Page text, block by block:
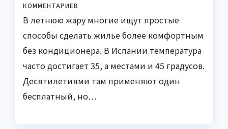
КОММЕНТАРИЕВ
В летнюю жару многие ищут простые
способы сделать жилье более комфортным
без кондиционера. В Испании температура
часто достигает 35, а местами и 45 градусов.
Десятилетиями там применяют один
бесплатный, но…